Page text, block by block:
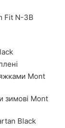
Fit N-3B
Mont
зимові Mont
Black